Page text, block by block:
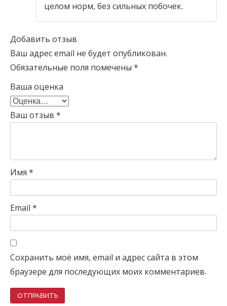
целом норм, без сильных побочек.
Добавить отзыв
Ваш адрес email не будет опубликован.
Обязательные поля помечены *
Ваша оценка
Ваш отзыв *
Имя *
Email *
Сохранить моё имя, email и адрес сайта в этом
браузере для последующих моих комментариев.